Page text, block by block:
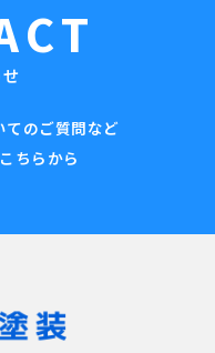
てのご質問など
ちらから